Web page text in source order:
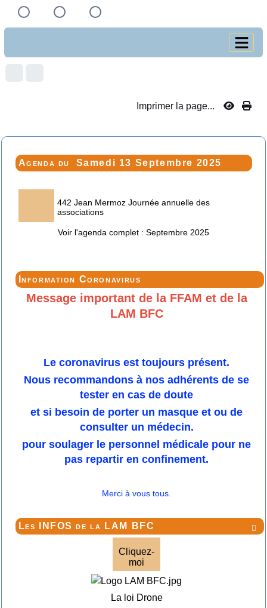
Imprimer la page...
Agenda du Samedi 13 Septembre 2025
442 Jean Mermoz Journée annuelle des
associations
Voir l'agenda complet : Septembre 2025
Information Coronavirus
Message important de la FFAM et de la
LAM BFC
Le coronavirus est toujours présent.
Nous recommandons à nos adhérents de se
tester en cas de doute
et si besoin de porter un masque et ou de
consulter un médecin.
pour soulager le personnel médicale pour ne
pas repartir en confinement.
Merci à vous tous.

Les INFOS de la LAM BFC
Cliquez-
moi
La loi Drone